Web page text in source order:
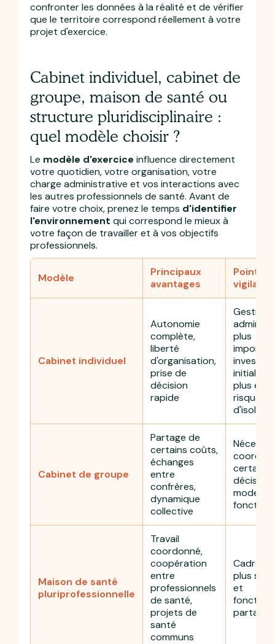
confronter les données à la réalité et de vérifier
que le territoire correspond réellement à votre
projet d'exercice.
Cabinet individuel, cabinet de
groupe, maison de santé ou
structure pluridisciplinaire :
quel modèle choisir ?
Le modèle d'exercice influence directement
votre quotidien, votre organisation, votre
charge administrative et vos interactions avec
les autres professionnels de santé. Avant de
faire votre choix, prenez le temps d'identifier
l'environnement qui correspond le mieux à
votre façon de travailler et à vos objectifs
professionnels.
Modèle
Principaux
avantages
Points
Cabinet individuel
Autonomie
complète,
liberté
d'organisation,
prise de
décision
rapide
Gestion
plus
initial
plus
risque
Cabinet de groupe
Partage de
certains coûts,
échanges
entre
confrères,
dynamique
collective
modes
Maison de santé
pluriprofessionnelle
Travail
coordonné,
coopération
entre
professionnels
de santé,
projets de
santé
communs
Cadre
plus
et
partagé